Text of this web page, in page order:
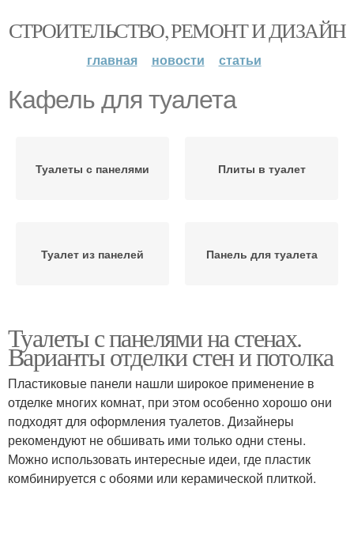
СТРОИТЕЛЬСТВО, РЕМОНТ И ДИЗАЙН
главная новости статьи
Кафель для туалета
Туалеты с панелями Плиты в туалет
Туалет из панелей Панель для туалета
Туалеты с панелями на стенах.
Варианты отделки стен и потолка
Пластиковые панели нашли широкое применение в
отделке многих комнат, при этом особенно хорошо они
подходят для оформления туалетов. Дизайнеры
рекомендуют не обшивать ими только одни стены.
Можно использовать интересные идеи, где пластик
комбинируется с обоями или керамической плиткой.